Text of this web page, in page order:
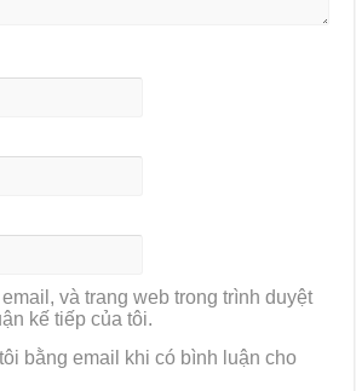
và trang web trong trình duyệt
kế tiếp của tôi.
bằng email khi có bình luận cho